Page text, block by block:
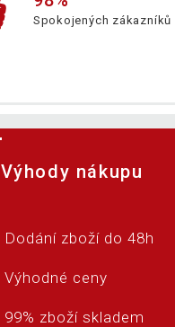
Spokojených zákazníků
Výhody nákupu
Dodání zboží do 48h
Výhodné ceny
99% zboží skladem